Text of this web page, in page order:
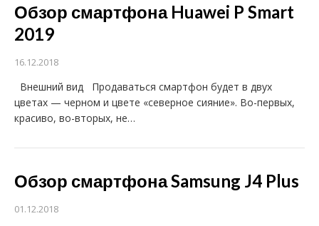
Обзор смартфона Huawei P Smart
2019
16.12.2018
Внешний вид Продаваться смартфон будет в двух
цветах — черном и цвете «северное сияние». Во-первых,
красиво, во-вторых, не…
Обзор смартфона Samsung J4 Plus
01.12.2018